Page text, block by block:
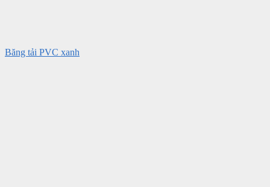
Băng tải PVC xanh